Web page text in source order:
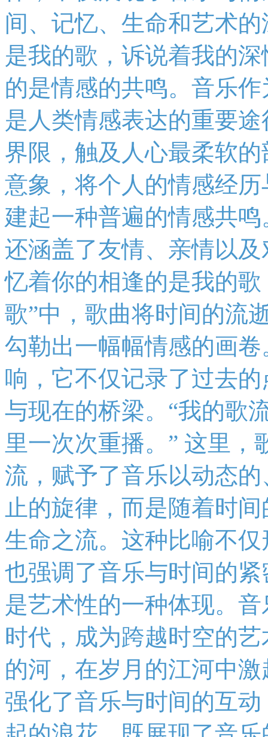
间、记忆、生命和艺术
是我的歌，诉说着我的
的是情感的共鸣。音乐
是人类情感表达的重要
界限，触及人心最柔软
意象，将个人的情感经
建起一种普遍的情感共
还涵盖了友情、亲情以
忆着你的相逢的是我的
歌”中，歌曲将时间的流
勾勒出一幅幅情感的画
响，它不仅记录了过去
与现在的桥梁。“我的歌
里一次次重播。” 这里
流，赋予了音乐以动态
止的旋律，而是随着时
生命之流。这种比喻不
也强调了音乐与时间的
是艺术性的一种体现。
时代，成为跨越时空的
的河，在岁月的江河中
强化了音乐与时间的互